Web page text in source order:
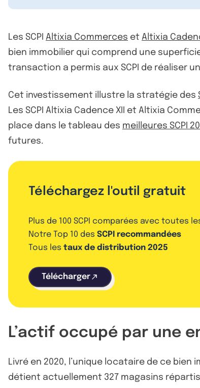
Les SCPI Altixia Commerces et Altixia
bien immobilier qui comprend une
transaction a permis aux SCPI de réaliser
Cet investissement illustre la stratégie des
Les SCPI Altixia Cadence XII et Altixia
place dans le tableau des meilleures SCPI
futures.
Téléchargez l'outil gratuit
Plus de 100 SCPI comparées avec toutes
Notre Top 10 des SCPI recommandées
Tous les taux de distribution 2025
Télécharger
L’actif occupé par une
Livré en 2020, l’unique locataire de ce
détient actuellement 327 magasins répartis